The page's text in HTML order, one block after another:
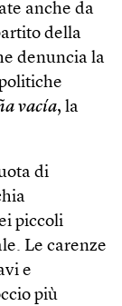
anche da
della
denuncia la
vacía, la
di
piccoli
Le carenze
e
più